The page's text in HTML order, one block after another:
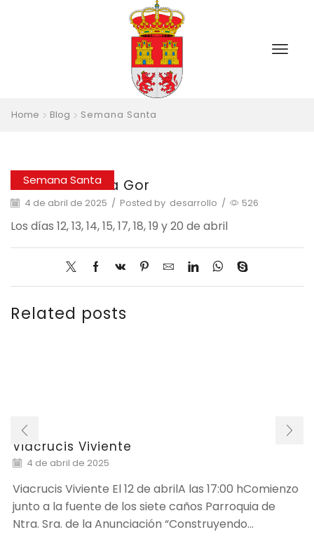
Home Blog Semana Santa
Semana Santa
Semana Santa Gor
4 de abril de 2025 / Posted by desarrollo / 526
Los días 12, 13, 14, 15, 17, 18, 19 y 20 de abril
Related posts
Viacrucis Viviente
4 de abril de 2025
Viacrucis Viviente El 12 de abrilA las 17:00 hComienzo
junto a la fuente de los siete caños Parroquia de
Ntra. Sra. de la Anunciación “Construyendo...